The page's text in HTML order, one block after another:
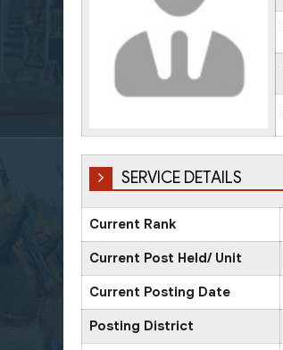
SERVICE DETAILS
Current Rank
Current Post Held/ Unit
Current Posting Date
Posting District